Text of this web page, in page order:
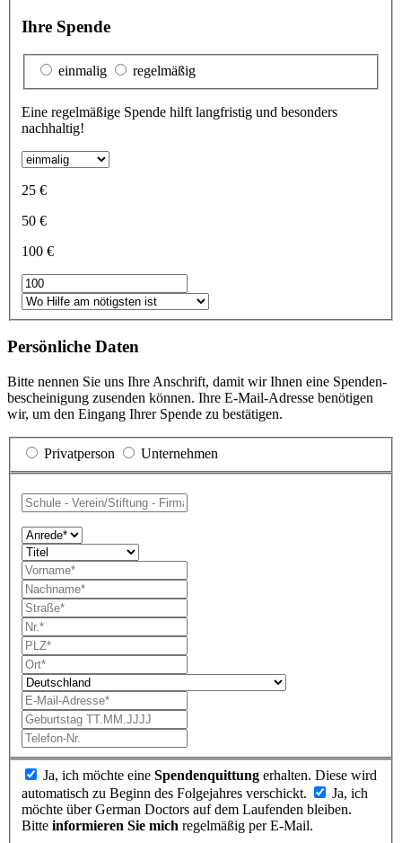
Ihre Spende
einmalig regelmäßig
Eine regelmäßige Spende hilft langfristig und besonders
nachhaltig!
25 €
50 €
100 €
Persönliche Daten
Bitte nennen Sie uns Ihre Anschrift, damit wir Ihnen eine Spenden­
bescheinigung zu­senden können. Ihre E-Mail-Adresse benötigen
wir, um den Eingang Ihrer Spende zu bestätigen.
Privatperson Unternehmen
Ja, ich möchte eine Spendenquittung erhalten. Diese wird
automatisch zu Beginn des Folgejahres verschickt.
Ja, ich
möchte über German Doctors auf dem Laufenden bleiben.
Bitte informieren Sie mich regelmäßig per E-Mail.